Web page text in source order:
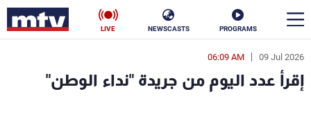
PROGRAMS
NEWSCASTS
LIVE
09 Jul 2026
06:09 AM
إقرأ عدد اليوم من جريدة "نداء الوطن"
en
الأخبار